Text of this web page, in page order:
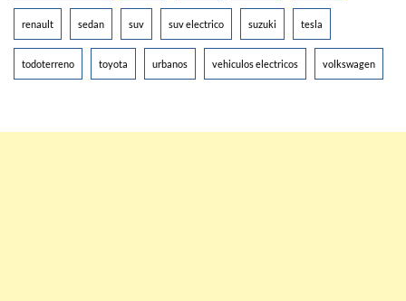
renault sedan suv suv electrico suzuki tesla
todoterreno toyota urbanos vehiculos electricos volkswagen